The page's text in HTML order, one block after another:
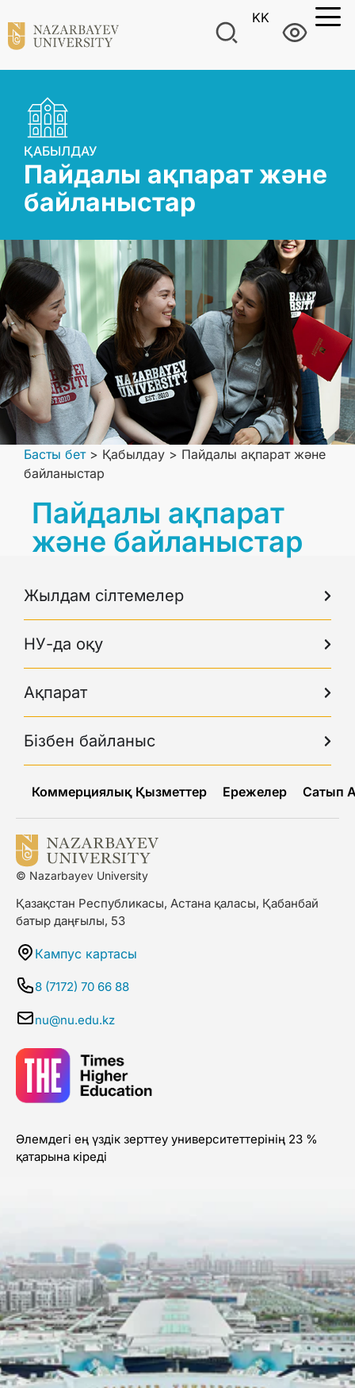
KK
ҚАБЫЛДАУ
Пайдалы ақпарат және
байланыстар
Басты бет> Қабылдау > Пайдалы ақпарат және
байланыстар
Пайдалы ақпарат
және байланыстар
Жылдам сілтемелер
НУ-да оқу
Ақпарат
Бізбен байланыс
Коммерциялық Қызметтер Ережелер Сатып
© Nazarbayev University
Қазақстан Республикасы, Астана қаласы, Қабанбай
батыр даңғылы, 53
Кампус картасы
8 (7172) 70 66 88
nu@nu.edu.kz
Әлемдегі ең үздік зерттеу университеттерінің 23 %
қатарына кіреді